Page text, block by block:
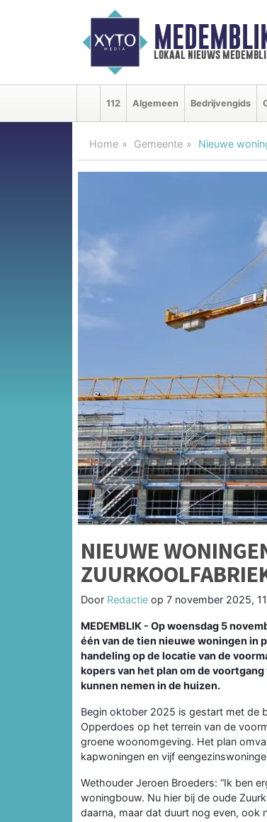
lokaal nieuws
112 Algemeen Bedrijvengids
Home Gemeente Nieuwe
NIEUWE
Door Redactie op 7 november 2025,
MEDEMBLIK - Op woensdag 5
één van de tien nieuwe woningen in
handeling op de locatie van de
kopers van het plan om de
kunnen nemen in de huizen.
Begin oktober 2025 is gestart met de
Opperdoes op het terrein van de
groene woonomgeving. Het plan
kapwoningen en vijf
Wethouder Jeroen Broeders: “Ik ben
woningbouw. Nu hier bij de oude
daarna, maar dat duurt nog even, ook